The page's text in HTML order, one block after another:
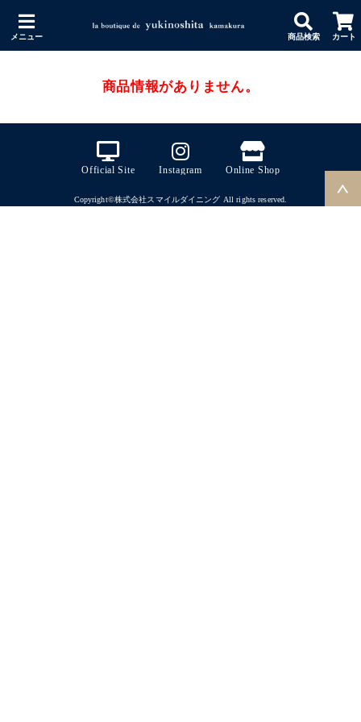
メニュー 商品検索 カート
商品情報がありません。
Official Site Instagram Online Shop
Copyright©株式会社スマイルダイニング All rights reserved.